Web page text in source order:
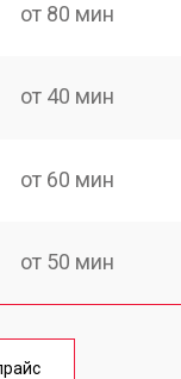
от 80 мин
от 40 мин
от 60 мин
от 50 мин
от 50 мин